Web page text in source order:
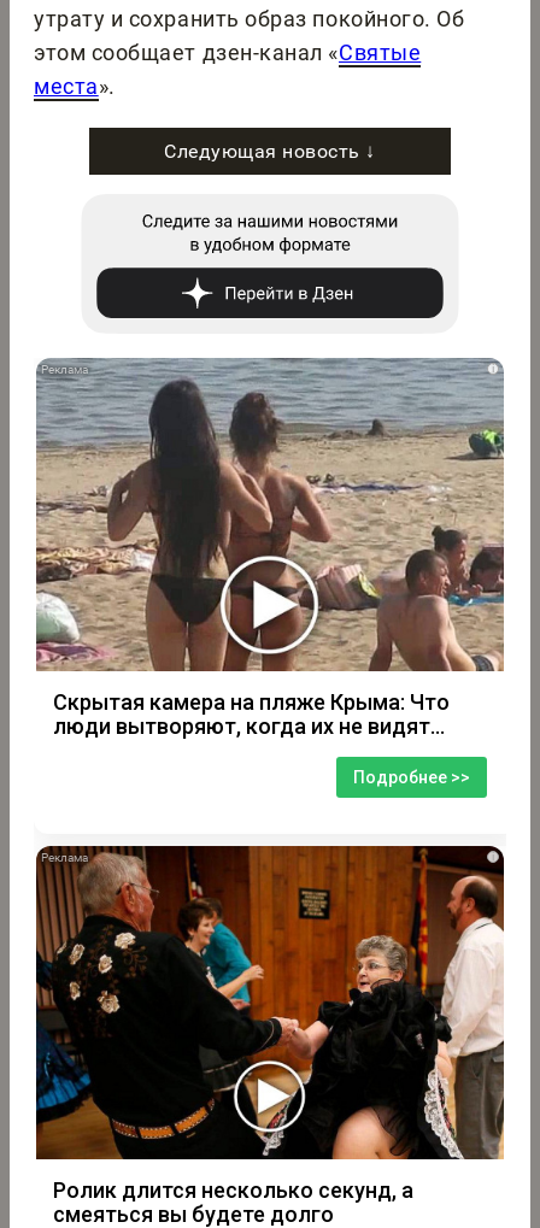
утрату и сохранить образ покойного. Об
этом сообщает дзен-канал «Святые
места».
Следующая новость ↓
i
Скрытая камера на пляже Крыма: Что
люди вытворяют, когда их не видят...
Подробнее >>
i
Ролик длится несколько секунд, а
смеяться вы будете долго